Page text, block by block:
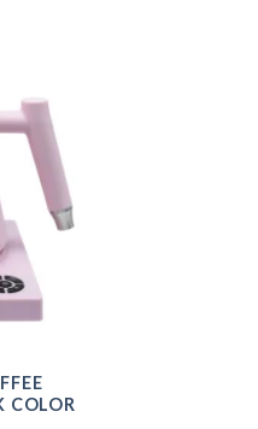
ADD
TO
WISHLIST
COLOR